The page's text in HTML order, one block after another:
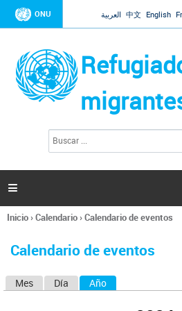
Jump to
ONU العربية 中文 English
l
s

Se
usted
Inicio›Calendario›Calendario de eventos
Calendario de eventos
Mes Día Año